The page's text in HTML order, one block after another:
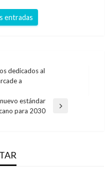
entradas
dedicados al
a
estándar
para 2030